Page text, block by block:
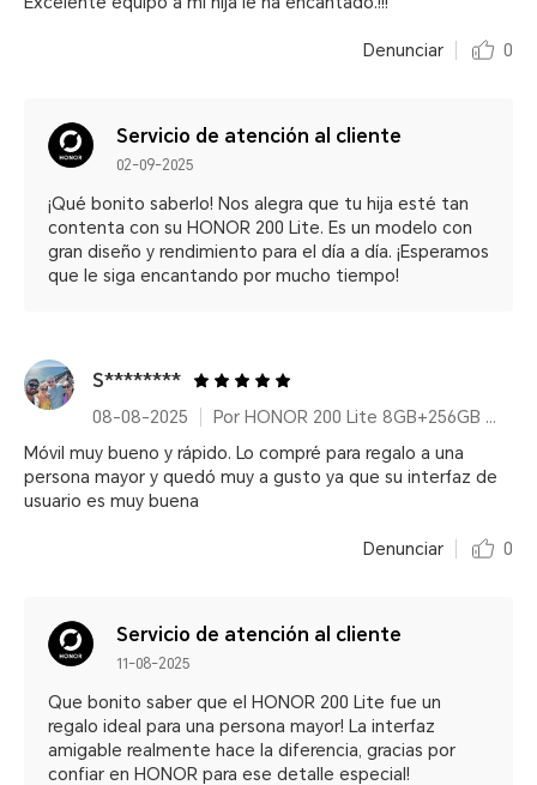
Denunciar 0
Servicio de atención al cliente
02-09-2025
¡Qué bonito saberlo! Nos alegra que tu hija esté tan
contenta con su HONOR 200 Lite. Es un modelo con
gran diseño y rendimiento para el día a día. ¡Esperamos
que le siga encantando por mucho tiempo!
S********
08-08-2025
Por HONOR 200 Lite 8GB+256GB Starry Blue
Móvil muy bueno y rápido. Lo compré para regalo a una
persona mayor y quedó muy a gusto ya que su interfaz de
usuario es muy buena
Denunciar 0
Servicio de atención al cliente
11-08-2025
Que bonito saber que el HONOR 200 Lite fue un
regalo ideal para una persona mayor! La interfaz
amigable realmente hace la diferencia, gracias por
confiar en HONOR para ese detalle especial!